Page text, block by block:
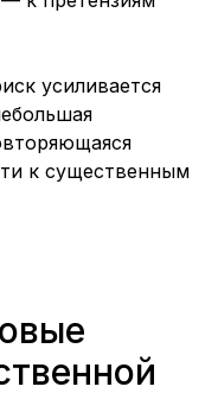
усиливается
к существенным